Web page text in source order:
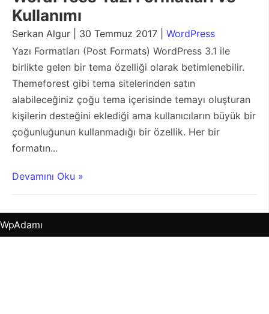
Kullanımı
Serkan Algur | 30 Temmuz 2017 | WordPress
Yazı Formatları (Post Formats) WordPress 3.1 ile
birlikte gelen bir tema özelliği olarak betimlenebilir.
Themeforest gibi tema sitelerinden satın
alabileceğiniz çoğu tema içerisinde temayı oluşturan
kişilerin desteğini eklediği ama kullanıcıların büyük bir
çoğunluğunun kullanmadığı bir özellik. Her bir
formatın...
Devamını Oku »
WpAdamı